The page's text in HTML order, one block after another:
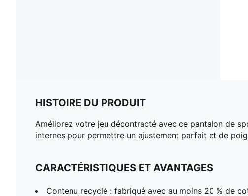
HISTOIRE DU PRODUIT
Améliorez votre jeu décontracté avec ce pantalon de
internes pour permettre un ajustement parfait et de
CARACTÉRISTIQUES ET AVANTAGES
Contenu recyclé : fabriqué avec au moins 20 % de